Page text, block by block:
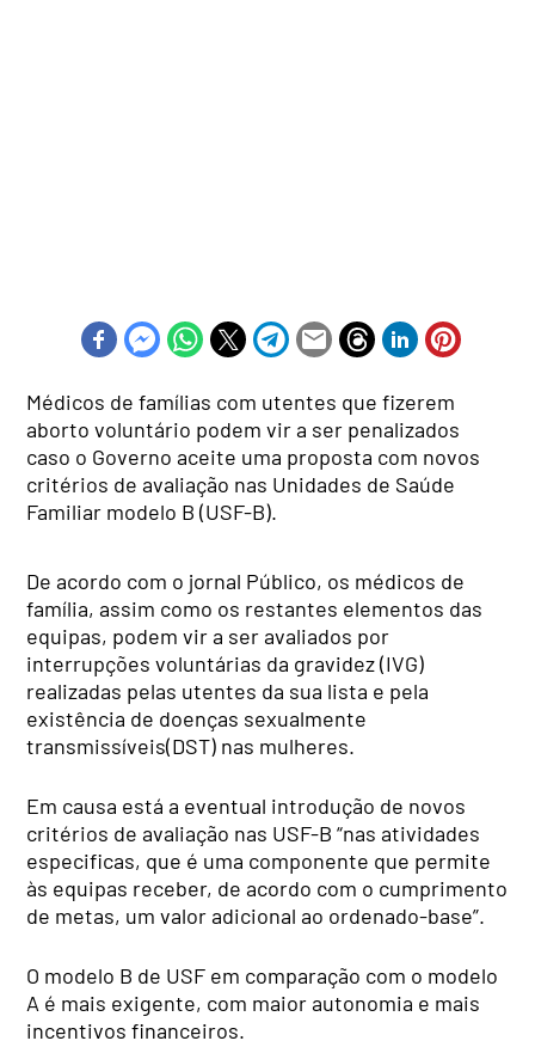
Médicos de famílias com utentes que fizerem
aborto voluntário podem vir a ser penalizados
caso o Governo aceite uma proposta com novos
critérios de avaliação nas Unidades de Saúde
Familiar modelo B (USF-B).
De acordo com o jornal Público, os médicos de
família, assim como os restantes elementos das
equipas, podem vir a ser avaliados por
interrupções voluntárias da gravidez (IVG)
realizadas pelas utentes da sua lista e pela
existência de doenças sexualmente
transmissíveis(DST) nas mulheres.
Em causa está a eventual introdução de novos
critérios de avaliação nas USF-B “nas atividades
especificas, que é uma componente que permite
às equipas receber, de acordo com o cumprimento
de metas, um valor adicional ao ordenado-base”.
O modelo B de USF em comparação com o modelo
A é mais exigente, com maior autonomia e mais
incentivos financeiros.